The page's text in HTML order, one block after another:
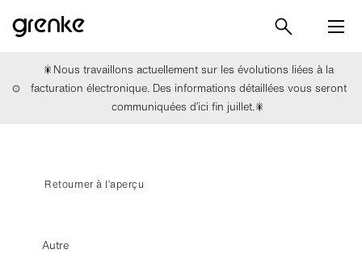
🎇Nous travaillons actuellement sur les évolutions liées à la
facturation électronique. Des informations détaillées vous seront
communiquées d’ici fin juillet.🎇
Retourner à l’aperçu
Autre